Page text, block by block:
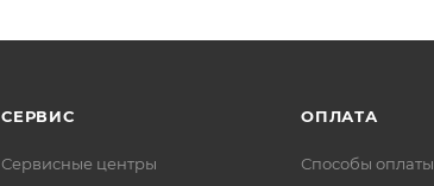
СЕРВИС
Сервисные центры
ОПЛАТА
Способы оплаты